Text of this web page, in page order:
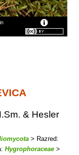
& Hesler
> Razred:
Hygrophoraceae >